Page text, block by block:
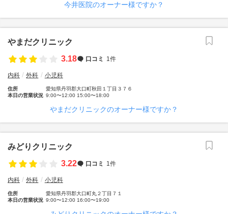
今井医院のオーナー様ですか？
やまだクリニック
3.18
口コミ 1件
内科 外科 小児科
住所
愛知県丹羽郡大口町秋田１丁目３７６
本日の営業状況 9:00〜12:00 15:00〜18:00
やまだクリニックのオーナー様ですか？
みどりクリニック
3.22
口コミ 1件
内科 外科 小児科
住所
愛知県丹羽郡大口町丸２丁目７１
本日の営業状況 9:00〜12:00 16:00〜19:00